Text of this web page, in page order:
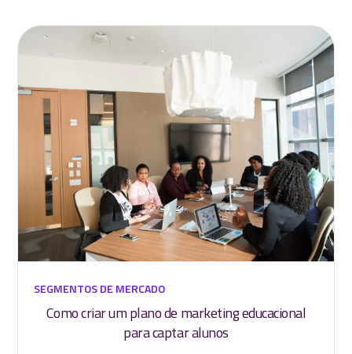
SEGMENTOS DE MERCADO
Como criar um plano de marketing educacional
para captar alunos